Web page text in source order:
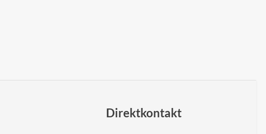
Direktkontakt